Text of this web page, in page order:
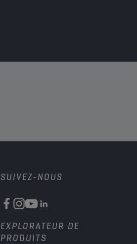
SUIVEZ-NOUS
EXPLORATEUR DE
PRODUITS